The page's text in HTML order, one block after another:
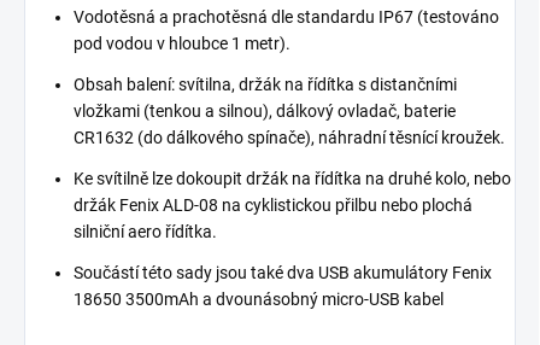
Vodotěsná a prachotěsná dle standardu IP67 (testováno
pod vodou v hloubce 1 metr).
Obsah balení: svítilna, držák na řídítka s distančními
vložkami (tenkou a silnou), dálkový ovladač, baterie
CR1632 (do dálkového spínače), náhradní těsnící kroužek.
Ke svítilně lze dokoupit držák na řídítka na druhé kolo, nebo
držák Fenix ALD-08 na cyklistickou přilbu nebo plochá
silniční aero řídítka.
Součástí této sady jsou také dva USB akumulátory Fenix
18650 3500mAh a dvounásobný micro-USB kabel